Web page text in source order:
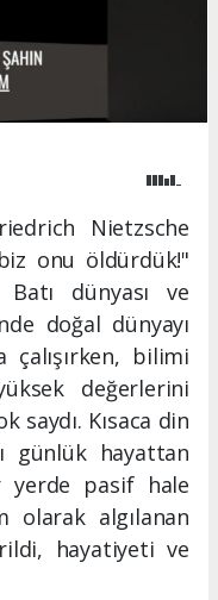
Nietzsche
onu öldürdük!"
dünyası ve
doğal dünyayı
bilimi
değerlerini
saydı. Kısaca din
günlük hayattan
yerde pasif hale
olarak algılanan
hayatiyeti ve